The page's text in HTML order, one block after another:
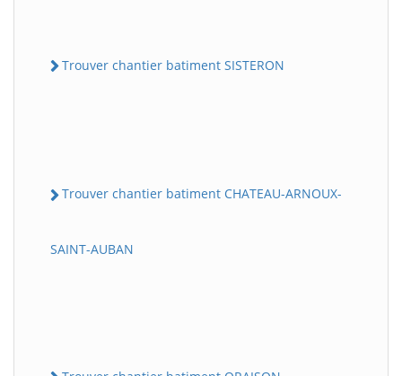
Trouver chantier batiment SISTERON
Trouver chantier batiment CHATEAU-ARNOUX-
SAINT-AUBAN